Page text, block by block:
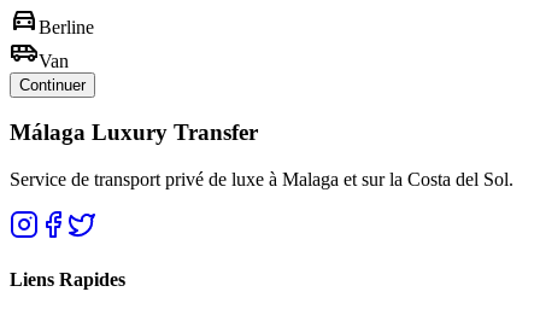
directions_carBerline
airport_shuttleVan
Continuer
Málaga Luxury Transfer
Service de transport privé de luxe à Malaga et sur la Costa del Sol.
Liens Rapides